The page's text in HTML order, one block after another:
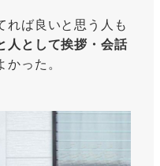
れば良いと思う人も
人として挨拶・会話
った。